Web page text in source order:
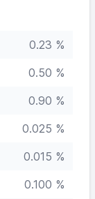
0.23 %
0.50 %
0.90 %
0.025 %
0.015 %
0.100 %